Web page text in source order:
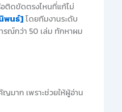
ติดขัดตรงไหนที่แก้ไม่
พนธ์] โดยทีมงานระดับ
รณ์กว่า 50 เล่ม ทักหาผม
มาก เพราะช่วยให้ผู้อ่าน